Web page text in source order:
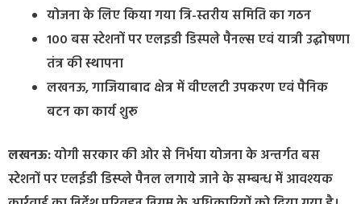
योजना के लिए किया गया त्रि-स्तरीय समिति का गठन
100 बस स्टेशनों पर एलइडी डिस्पले पैनल्स एवं यात्री उद्घोषणा
तंत्र की स्थापना
लखनऊ, गाजियाबाद क्षेत्र में वीएलटी उपकरण एवं पैनिक
बटन का कार्य शुरू
लखनऊ:योगी सरकार की ओर से निर्भया योजना के अन्तर्गत बस
स्टेशनों पर एलईडी डिस्प्ले पैनल लगाये जाने के सम्बन्ध में आवश्यक